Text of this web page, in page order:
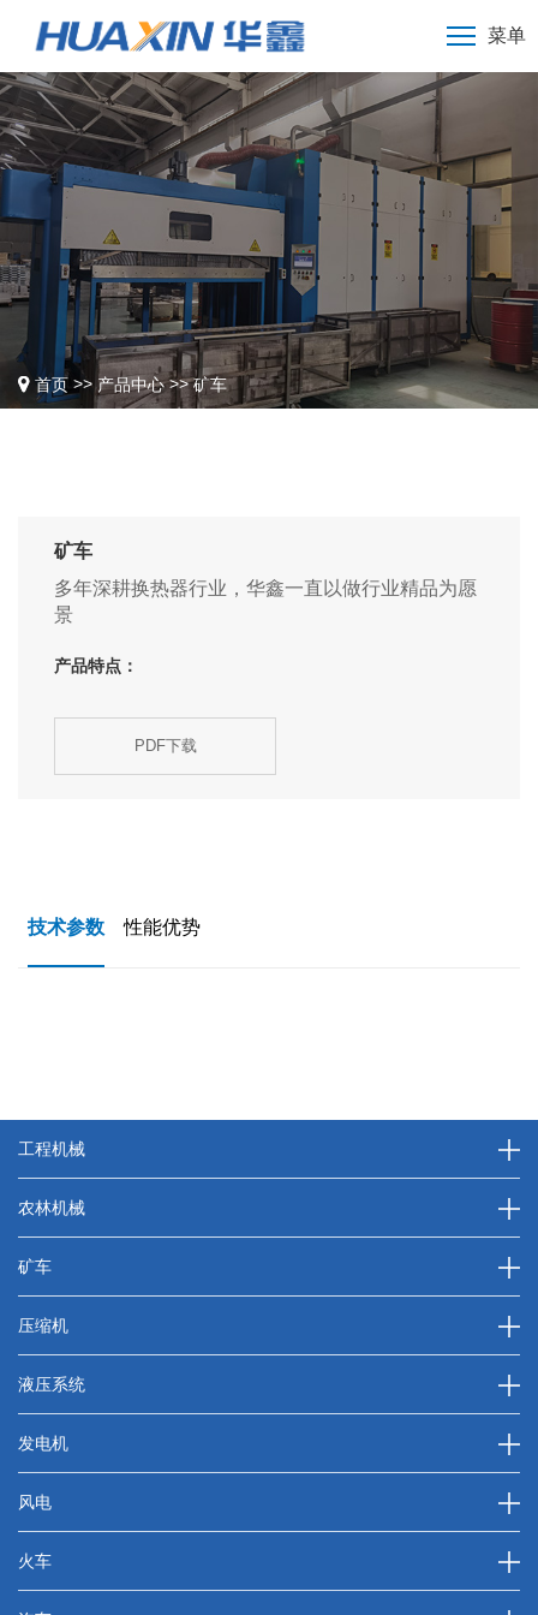
菜单
首页 >> 产品中心>>矿车
矿车
多年深耕换热器行业，华鑫一直以做行业精品为愿
景
产品特点：
PDF下载
技术参数 性能优势
工程机械
农林机械
矿车
压缩机
液压系统
发电机
风电
火车